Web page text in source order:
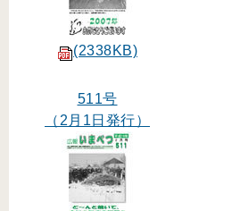
(2338KB)
511号
（2月1日発行）